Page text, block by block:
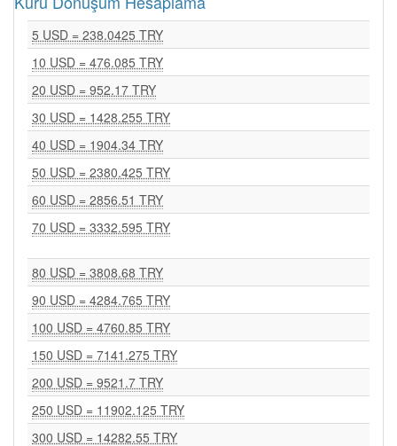
5 USD = 238.0425 TRY
10 USD = 476.085 TRY
20 USD = 952.17 TRY
30 USD = 1428.255 TRY
40 USD = 1904.34 TRY
50 USD = 2380.425 TRY
60 USD = 2856.51 TRY
70 USD = 3332.595 TRY
80 USD = 3808.68 TRY
90 USD = 4284.765 TRY
100 USD = 4760.85 TRY
150 USD = 7141.275 TRY
200 USD = 9521.7 TRY
250 USD = 11902.125 TRY
300 USD = 14282.55 TRY